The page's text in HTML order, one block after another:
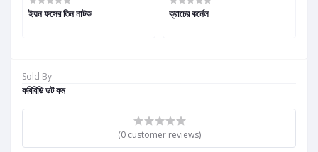
Sold By
কবিবিডি ডট কম
(0 customer reviews)
ইয়ন ফসের তিন নাটক ক্রাচের কর্নেল